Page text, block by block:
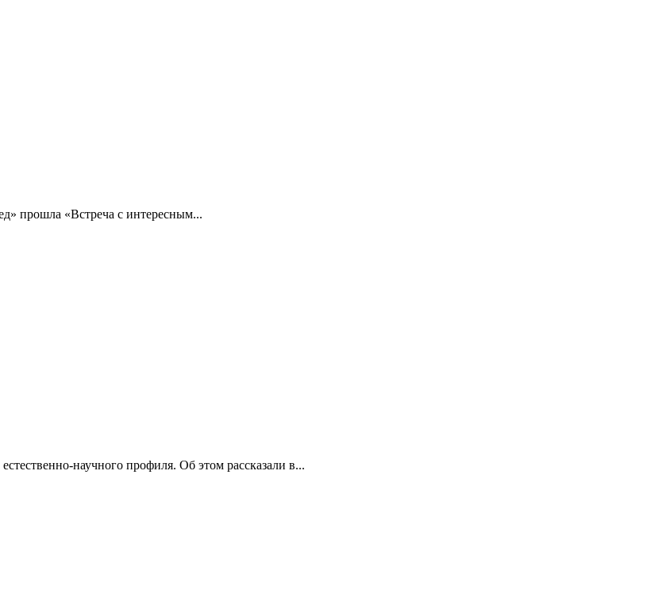
прошла «Встреча с интересным...
научного профиля. Об этом рассказали в...